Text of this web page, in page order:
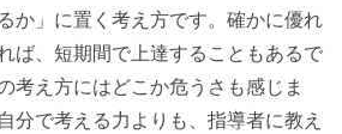
か」に置く考え方です。確かに優れ
ば、短期間で上達することもあるで
考え方にはどこか危うさも感じま
分で考える力よりも、指導者に教え